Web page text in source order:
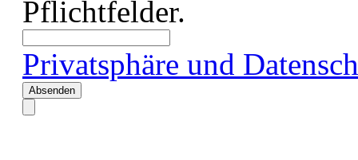
Pflichtfelder.
Privatsphäre und
Absenden